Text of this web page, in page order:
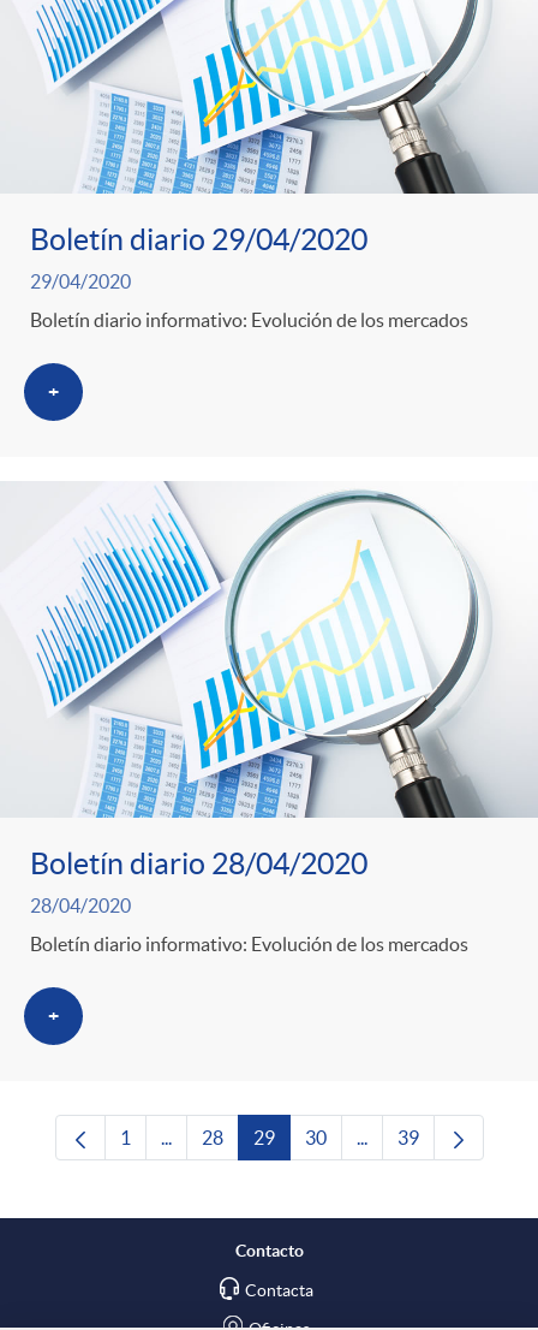
Boletín diario 29/04/2020
29/04/2020
Boletín diario informativo: Evolución de los mercados
+
Boletín diario 28/04/2020
28/04/2020
Boletín diario informativo: Evolución de los mercados
+
Página
1 ...Páginas intermedias Use TAB para
Página
28 Página
29 Página
30 ...Páginas intermedias
Página
39
Contacto
Contacta